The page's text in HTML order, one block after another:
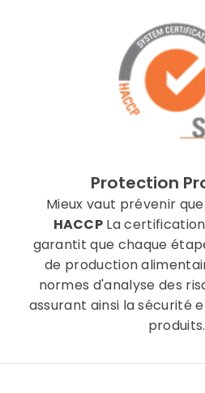
Protection
Mieux vaut prévenir
HACCP La
garantit que chaque
de production
normes d'analyse des
assurant ainsi la sécurité
produits.